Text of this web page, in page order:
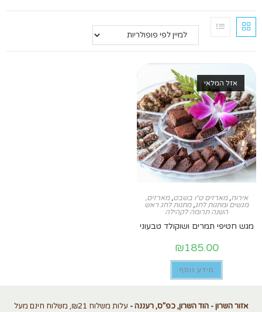
אזל המלאי
אירוח,מארזים ט״ו בשבט,מארזים,
מגשים ומתנות לחג,מתנות לחג ראש
השנה תרומה לקהילה
מגש חטיפי תמרים ושוקולד טבעוני
₪185.00
מידע נוסף
אזור השרון - הוד השרון, כפ”ס, רעננה -
עלות משלוח ₪21, משלוח חינם מעל